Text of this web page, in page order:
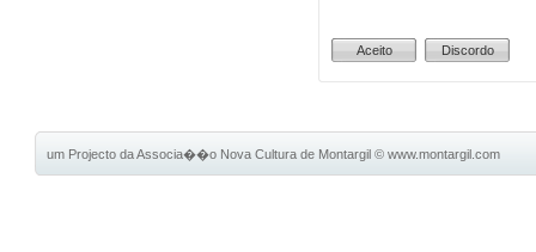
um Projecto da Associa��o Nova Cultura de Montargil©www.montargil.com